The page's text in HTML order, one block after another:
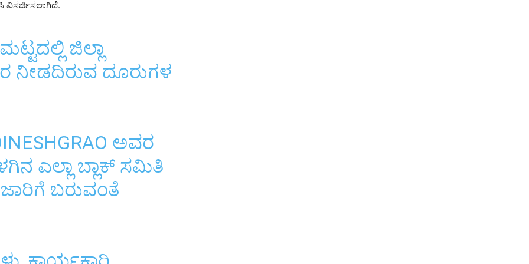
ವಿಸರ್ಜಿಸಲಾಗಿದೆ.
ಜಿಲ್ಲಾ
ದೂರುಗಳ
ಅವರ
ಎಲ್ಲಾ ಬ್ಲಾಕ್ ಸಮಿತಿ
ಜಾರಿಗೆ ಬರುವಂತೆ